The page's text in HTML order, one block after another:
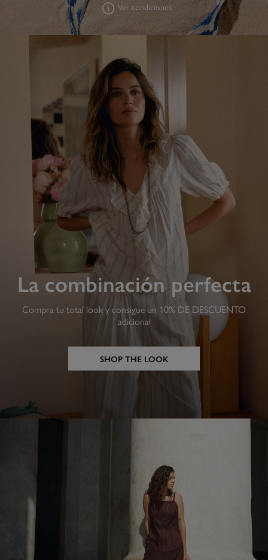
Ver condiciones
La combinación perfecta
Compra tu total look y consigue un 10% DE DESCUENTO
adicional
SHOP THE LOOK